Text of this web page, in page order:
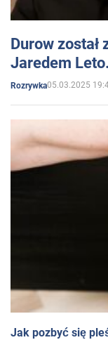
Durow
Jaredem
Rozrywka05.03.2025
Jak pozbyć się